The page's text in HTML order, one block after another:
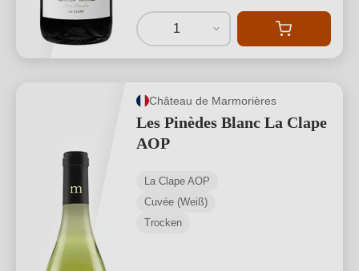
1
Château de Marmorières
Les Pinèdes Blanc La Clape
AOP
La Clape AOP
Cuvée (Weiß)
Trocken